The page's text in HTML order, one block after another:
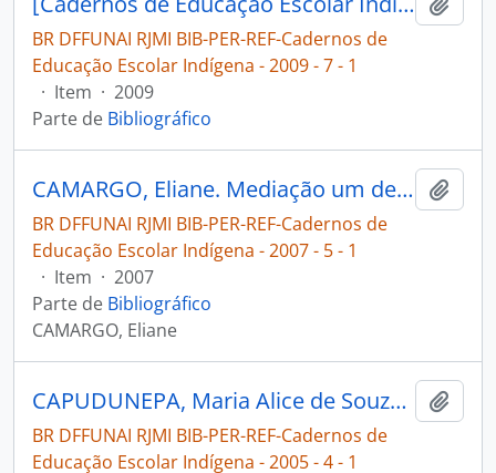
BR DFFUNAI RJMI BIB-PER-REF-Cadernos de
Educação Escolar Indígena - 2009 - 7 - 1
· Item · 2009
Parte de Bibliográfico
CAMARGO, Eliane. Mediação um desafio intercultural para os professores mediadores wayanas [Cadernos de Educação Escolar Indígena]
BR DFFUNAI RJMI BIB-PER-REF-Cadernos de
Educação Escolar Indígena - 2007 - 5 - 1
· Item · 2007
Parte de Bibliográfico
CAMARGO, Eliane
CAPUDUNEPA, Maria Alice de Souza. A educação escolar indígena entre os Umutina [Cadernos de Educação Escolar Indígena]
BR DFFUNAI RJMI BIB-PER-REF-Cadernos de
Educação Escolar Indígena - 2005 - 4 - 1